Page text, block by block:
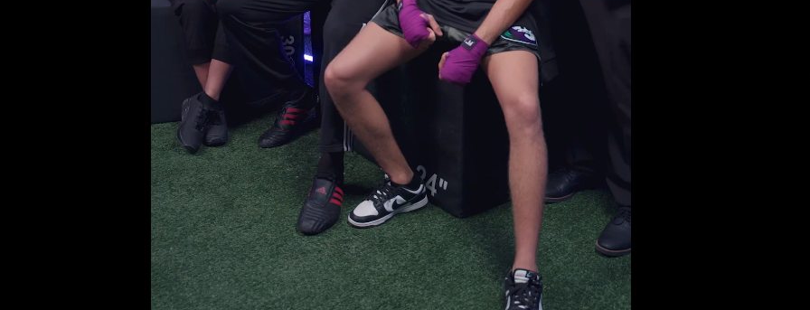
Бивш директор